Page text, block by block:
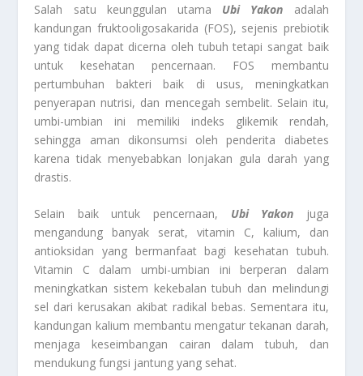
Salah satu keunggulan utama Ubi Yakon adalah
kandungan fruktooligosakarida (FOS), sejenis prebiotik
yang tidak dapat dicerna oleh tubuh tetapi sangat baik
untuk kesehatan pencernaan. FOS membantu
pertumbuhan bakteri baik di usus, meningkatkan
penyerapan nutrisi, dan mencegah sembelit. Selain itu,
umbi-umbian ini memiliki indeks glikemik rendah,
sehingga aman dikonsumsi oleh penderita diabetes
karena tidak menyebabkan lonjakan gula darah yang
drastis.
Selain baik untuk pencernaan, Ubi Yakon juga
mengandung banyak serat, vitamin C, kalium, dan
antioksidan yang bermanfaat bagi kesehatan tubuh.
Vitamin C dalam umbi-umbian ini berperan dalam
meningkatkan sistem kekebalan tubuh dan melindungi
sel dari kerusakan akibat radikal bebas. Sementara itu,
kandungan kalium membantu mengatur tekanan darah,
menjaga keseimbangan cairan dalam tubuh, dan
mendukung fungsi jantung yang sehat.